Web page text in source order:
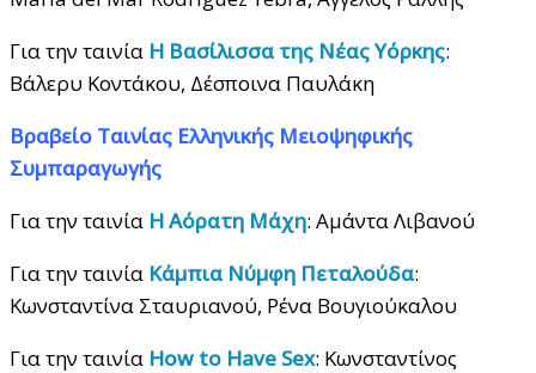
Για την ταινία Η Βασίλισσα της Νέας Υόρκης:
Βάλερυ Κοντάκου, Δέσποινα Παυλάκη
Βραβείο Ταινίας Ελληνικής Μειοψηφικής
Συμπαραγωγής
Για την ταινία Η Αόρατη Μάχη: Αμάντα Λιβανού
Για την ταινία Κάμπια Νύμφη Πεταλούδα:
Κωνσταντίνα Σταυριανού, Ρένα Βουγιούκαλου
Για την ταινία How to Have Sex: Κωνσταντίνος